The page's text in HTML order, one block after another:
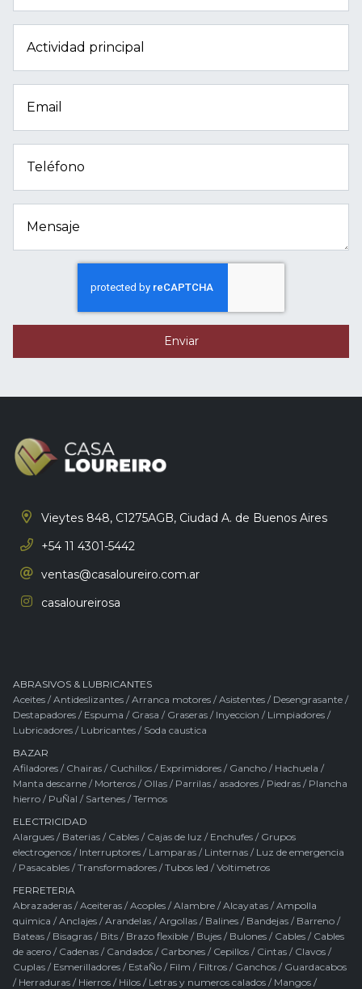
Actividad principal
Email
Teléfono
Mensaje
Enviar
Vieytes 848, C1275AGB, Ciudad A. de Buenos Aires
+54 11 4301-5442
ventas@casaloureiro.com.ar
casaloureirosa
ABRASIVOS & LUBRICANTES
Aceites /Antideslizantes /Arranca motores /Asistentes / Desengrasante /
Destapadores / Espuma / Grasa / Graseras / Inyeccion / Limpiadores /
Lubricadores / Lubricantes / Soda caustica
BAZAR
Afiladores / Chairas / Cuchillos / Exprimidores / Gancho / Hachuela /
Manta descarne / Morteros / Ollas / Parrilas / asadores / Piedras / Plancha
hierro / PuÑal / Sartenes /Termos
ELECTRICIDAD
Alargues / Baterias / Cables / Cajas de luz / Enchufes / Grupos
electrogenos / Interruptores / Lamparas / Linternas / Luz de emergencia
/ Pasacables /Transformadores /Tubos led /Voltimetros
FERRETERIA
Abrazaderas /Aceiteras /Acoples /Alambre /Alcayatas /Ampolla
quimica /Anclajes /Arandelas /Argollas / Balines / Bandejas / Barreno /
Bateas / Bisagras / Bits / Brazo flexible / Bujes / Bulones / Cables / Cables
de acero / Cadenas / Candados / Carbones / Cepillos / Cintas / Clavos /
Cuplas / Esmerilladores / EstaÑo / Film / Filtros / Ganchos / Guardacabos
/ Herraduras / Hierros / Hilos / Letras y numeros calados / Mangos /